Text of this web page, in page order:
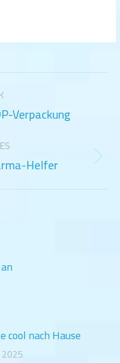
Verpackung
Helfer
cool nach Hause